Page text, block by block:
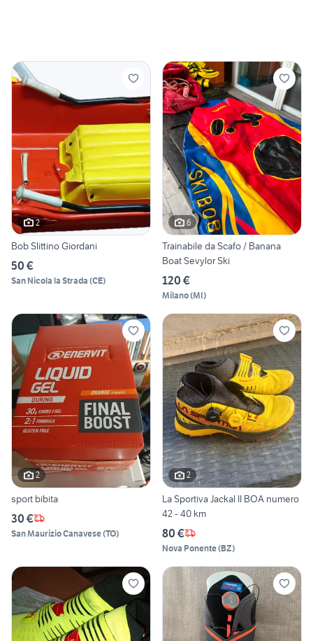
2
Bob Slittino Giordani
50 €
San Nicola la Strada (CE)
6
Trainabile da Scafo / Banana
Boat Sevylor Ski
120 €
Milano(MI)
2
sport bibita
30 €
San Maurizio Canavese(TO)
2
La Sportiva Jackal II BOA numero
42 - 40 km
80 €
Nova Ponente(BZ)